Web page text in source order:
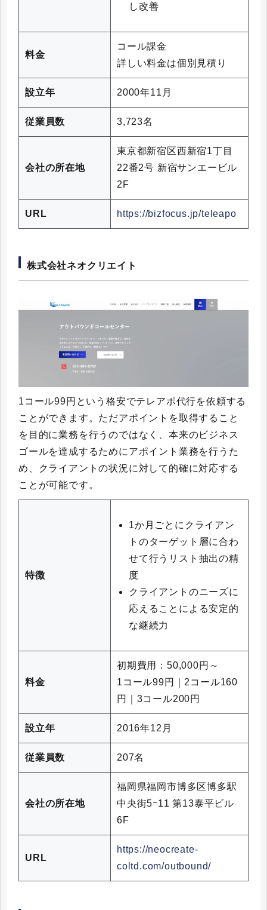
し改善
料金
コール課金
詳しい料金は個別見積り
設立年 2000年11月
従業員数 3,723名
会社の所在地
東京都新宿区西新宿1丁目
22番2号 新宿サンエービル
2F
URL https://bizfocus.jp/teleapo
株式会社ネオクリエイト
1コール99円という格安でテレアポ代行を依頼する
ことができます。ただアポイントを取得すること
を目的に業務を行うのではなく、本来のビジネス
ゴールを達成するためにアポイント業務を行うた
め、クライアントの状況に対して的確に対応する
ことが可能です。
特徴
1か月ごとにクライアン
トのターゲット層に合わ
せて行うリスト抽出の精
度
クライアントのニーズに
応えることによる安定的
な継続力
料金
初期費用：50,000円～
1コール99円｜2コール160
円｜3コール200円
設立年 2016年12月
従業員数 207名
会社の所在地
福岡県福岡市博多区博多駅
中央街5ｰ11 第13泰平ビル
6F
URL
https://neocreate-
coltd.com/outbound/